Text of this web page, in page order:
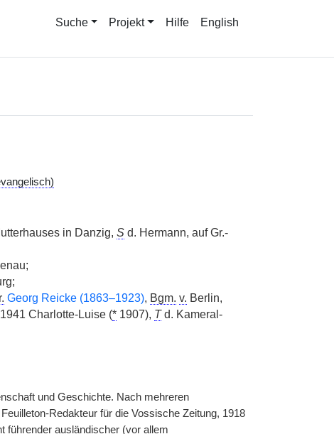
Suche Projekt Hilfe English
in Danzig, Sd. Hermann, auf Gr.-
Georg Reicke (1863–1923), Bgm. v. Berlin,
Charlotte-Luise (*1907), Td. Kameral-
und Geschichte. Nach mehreren
Redakteur für die Vossische Zeitung, 1918
führender ausländischer (vor allem